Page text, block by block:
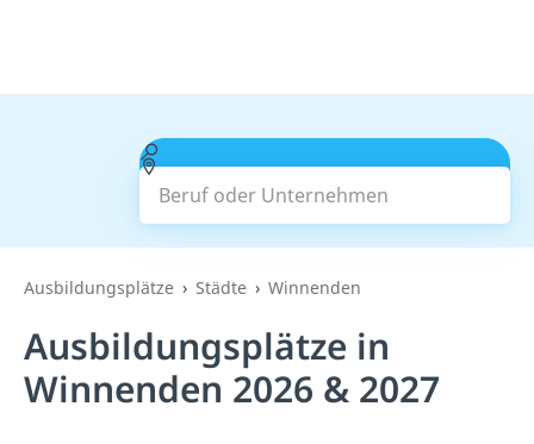
Beruf oder Unternehmen
Suchen
Ausbildungsplätze Städte Winnenden
Ausbildungsplätze in
Winnenden 2026 & 2027